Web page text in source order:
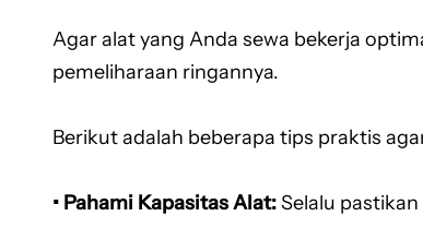
Agar alat yang Anda sewa bekerja
pemeliharaan ringannya.
Berikut adalah beberapa tips praktis
• Pahami Kapasitas Alat:Selalu